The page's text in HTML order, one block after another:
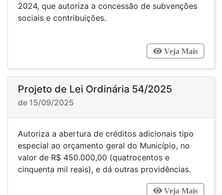
2024, que autoriza a concessão de subvenções
sociais e contribuições.
Veja Mais
Projeto de Lei Ordinária 54/2025
de 15/09/2025
Autoriza a abertura de créditos adicionais tipo
especial ao orçamento geral do Município, no
valor de R$ 450.000,00 (quatrocentos e
cinquenta mil reais), e dá outras providências.
Veja Mais